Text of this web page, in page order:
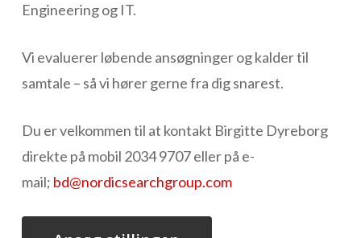
Engineering og IT.
Vi evaluerer løbende ansøgninger og kalder til
samtale – så vi hører gerne fra dig snarest.
Du er velkommen til at kontakt Birgitte Dyreborg
direkte på mobil 2034 9707 eller på e-
mail; bd@nordicsearchgroup.com